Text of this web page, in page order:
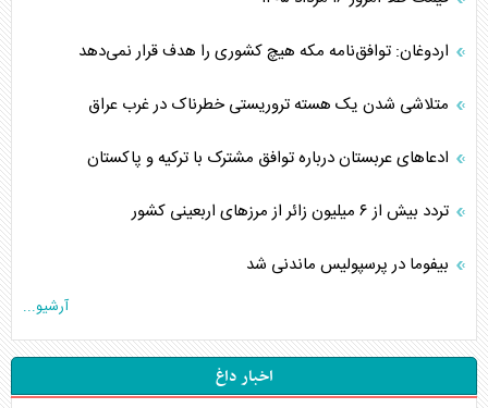
اردوغان: توافق‌نامه مکه هیچ کشوری را هدف قرار نمی‌دهد
متلاشی شدن یک هسته تروریستی خطرناک در غرب عراق
ادعاهای عربستان درباره توافق مشترک با ترکیه و پاکستان
تردد بیش از ۶ میلیون زائر از مرزهای اربعینی کشور
بیفوما در پرسپولیس ماندنی شد
آرشیو...
اخبار داغ